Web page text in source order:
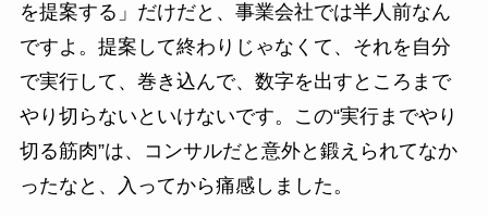
を提案する」だけだと、事業会社では半人前なん
ですよ。提案して終わりじゃなくて、それを自分
で実行して、巻き込んで、数字を出すところまで
やり切らないといけないです。この“実行までやり
切る筋肉”は、コンサルだと意外と鍛えられてなか
ったなと、入ってから痛感しました。